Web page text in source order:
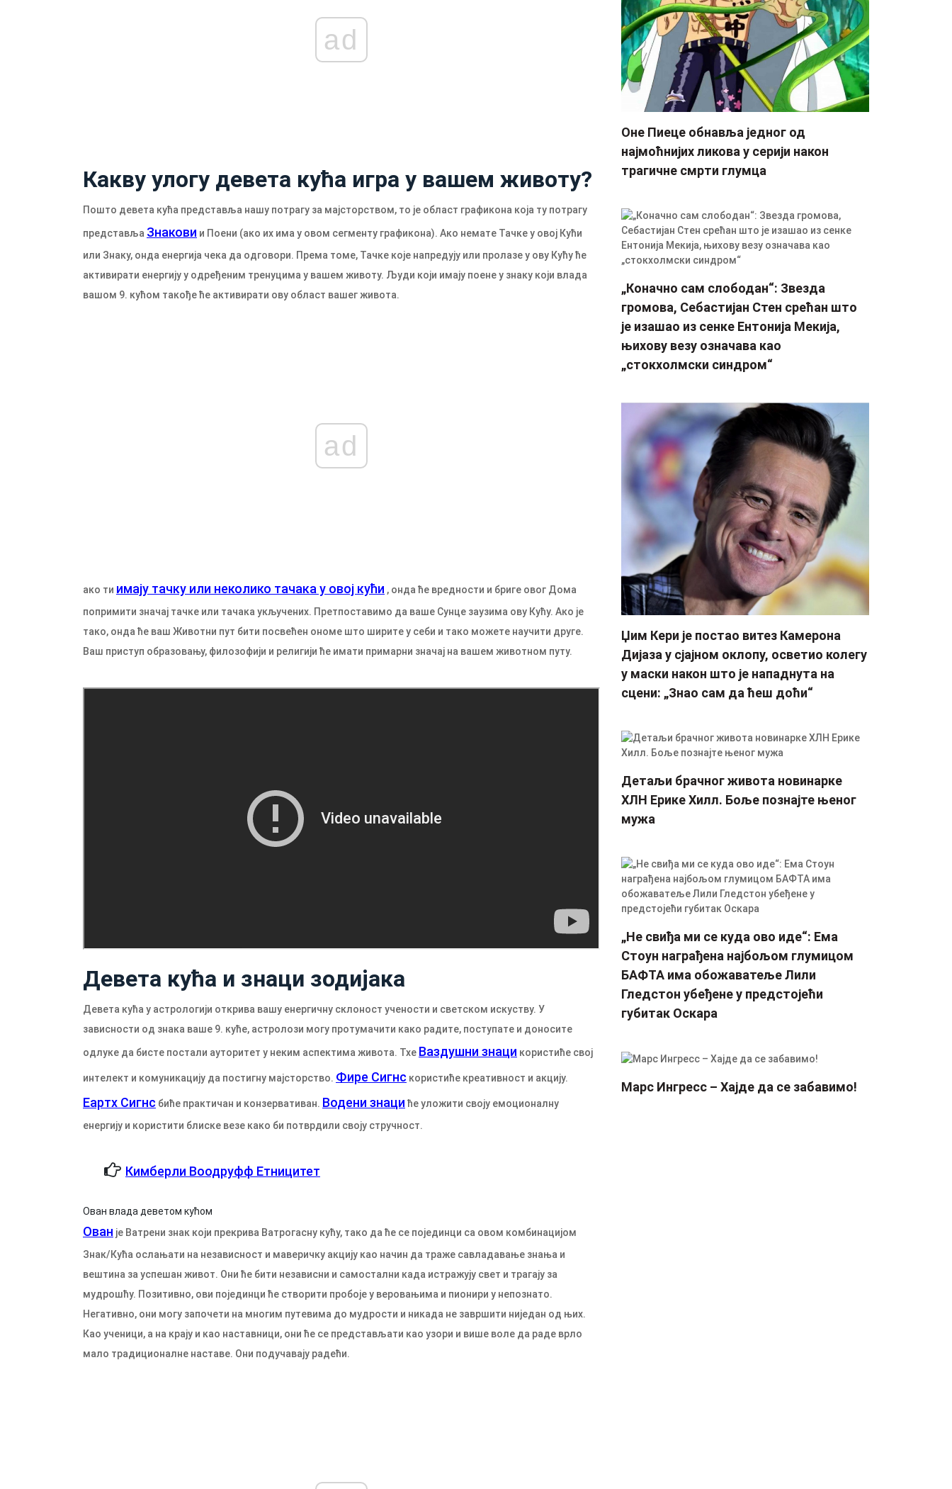
ad
Какву улогу девета кућа игра у вашем животу?
Пошто девета кућа представља нашу потрагу за мајсторством, то је област графикона која ту потрагу
представља Знакови и Поени (ако их има у овом сегменту графикона). Ако немате Тачке у овој Кући
или Знаку, онда енергија чека да одговори. Према томе, Тачке које напредују или пролазе у ову Кућу ће
активирати енергију у одређеним тренуцима у вашем животу. Људи који имају поене у знаку који влада
вашом 9. кућом такође ће активирати ову област вашег живота.
ad
ако ти имају тачку или неколико тачака у овој кући , онда ће вредности и бриге овог Дома
попримити значај тачке или тачака укључених. Претпоставимо да ваше Сунце заузима ову Кућу. Ако је
тако, онда ће ваш Животни пут бити посвећен ономе што ширите у себи и тако можете научити друге.
Ваш приступ образовању, филозофији и религији ће имати примарни значај на вашем животном путу.
Девета кућа и знаци зодијака
Девета кућа у астрологији открива вашу енергичну склоност учености и светском искуству. У
зависности од знака ваше 9. куће, астролози могу протумачити како радите, поступате и доносите
одлуке да бисте постали ауторитет у неким аспектима живота. Тхе Ваздушни знаци користиће свој
интелект и комуникацију да постигну мајсторство. Фире Сигнс користиће креативност и акцију.
Еартх Сигнс биће практичан и конзервативан. Водени знаци ће уложити своју емоционалну
енергију и користити блиске везе како би потврдили своју стручност.
Кимберли Воодруфф Етницитет
Ован влада деветом кућом
Ован је Ватрени знак који прекрива Ватрогасну кућу, тако да ће се појединци са овом комбинацијом
Знак/Кућа ослањати на независност и маверичку акцију као начин да траже савладавање знања и
вештина за успешан живот. Они ће бити независни и самостални када истражују свет и трагају за
мудрошћу. Позитивно, ови појединци ће створити пробоје у веровањима и пионири у непознато.
Негативно, они могу започети на многим путевима до мудрости и никада не завршити ниједан од њих.
Као ученици, а на крају и као наставници, они ће се представљати као узори и више воле да раде врло
мало традиционалне наставе. Они подучавају радећи.
Оне Пиеце обнавља једног од
најмоћнијих ликова у серији након
трагичне смрти глумца
„Коначно сам слободан“: Звезда
громова, Себастијан Стен срећан што
је изашао из сенке Ентонија Мекија,
њихову везу означава као
„стокхолмски синдром“
Џим Кери је постао витез Камерона
Дијаза у сјајном оклопу, осветио колегу
у маски након што је нападнута на
сцени: „Знао сам да ћеш доћи“
Детаљи брачног живота новинарке
ХЛН Ерике Хилл. Боље познајте њеног
мужа
„Не свиђа ми се куда ово иде“: Ема
Стоун награђена најбољом глумицом
БАФТА има обожаватеље Лили
Гледстон убеђене у предстојећи
губитак Оскара
Марс Ингресс – Хајде да се забавимо!